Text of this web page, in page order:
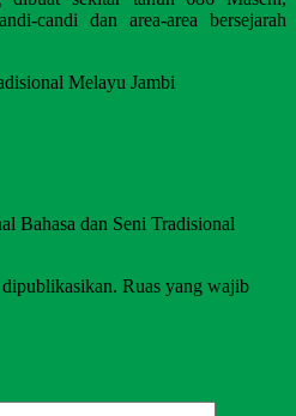
candi dan area-area bersejarah
Melayu Jambi
Bahasa dan Seni Tradisional
Ruas yang wajib